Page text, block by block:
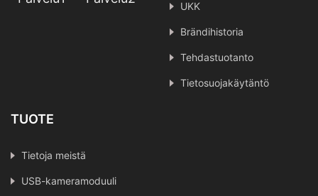
UKK
Brändihistoria
Tehdastuotanto
Tietosuojakäytäntö
TUOTE
Tietoja meistä
USB-kameramoduuli